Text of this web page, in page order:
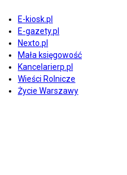
E-kiosk.pl
E-gazety.pl
Nexto.pl
Mała księgowość
Kancelarierp.pl
Wieści Rolnicze
Życie Warszawy